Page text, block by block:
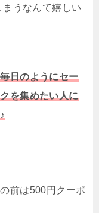
うなんて嬉しい
日のようにセー
を集めたい人に
前は500円クーポ